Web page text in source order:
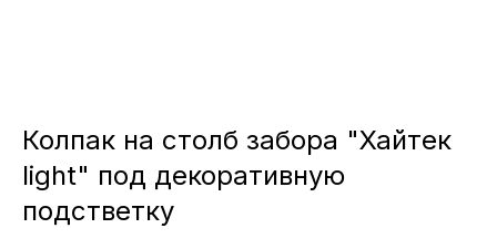
Колпак на столб забора "Хайтек
light" под декоративную
подстветку